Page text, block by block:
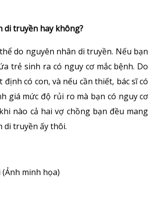
Nhà thuốc
di truyền hay không?
do nguyên nhân di truyền. Nếu bạn
trẻ sinh ra có nguy cơ mắc bệnh. Do
có con, và nếu cần thiết, bác sĩ có
giá mức độ rủi ro mà bạn có nguy cơ
nào cả hai vợ chồng bạn đều mang
di truyền ấy thôi.
minh họa)